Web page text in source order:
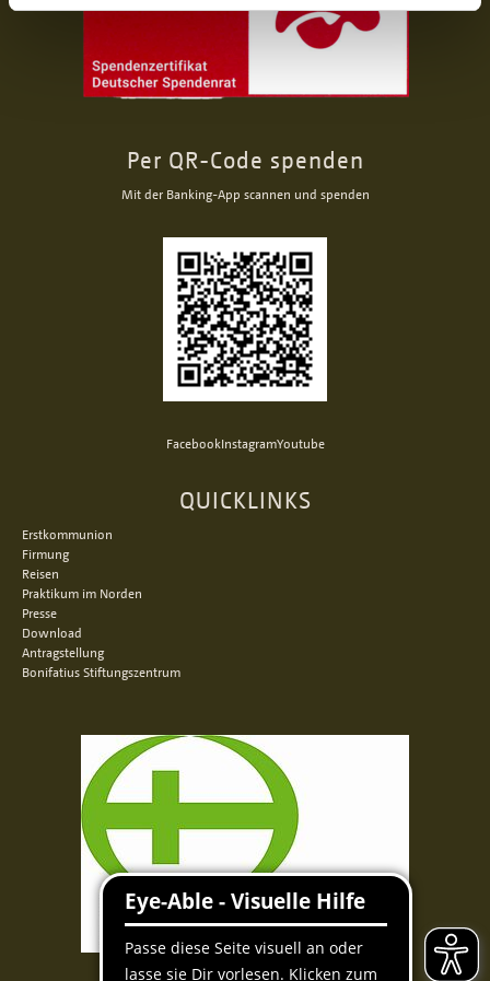
Per QR-Code spenden
Mit der Banking-App scannen und spenden
FacebookInstagramYoutube
QUICKLINKS
Erstkommunion
Firmung
Reisen
Praktikum im Norden
Presse
Download
Antragstellung
Bonifatius Stiftungszentrum